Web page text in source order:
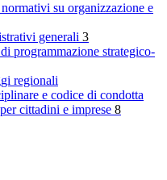
su organizzazione e
generali 3
programmazione strategico-
regionali
e codice di condotta
cittadini e imprese 8